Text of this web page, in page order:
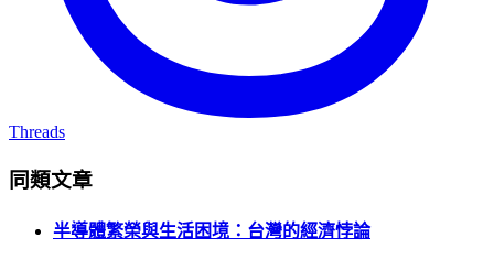
Threads
同類文章
半導體繁榮與生活困境：台灣的經濟悖論